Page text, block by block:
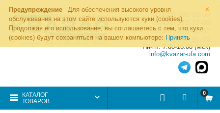
×
Предупреждение
Для обеспечения высокого уровня
обслуживания на этом сайте используются куки (cookies).
Продолжая его использование, вы соглашаетесь с тем, что куки
(cookies) будут сохраняться на вашем компьютере: Принять
8 (800) 700-19-50
8 (495) 255-77-08
8 (347) 225-00-52
8 (986) 963-95-80
Пн-пт: 7.00-16.00 (Мск)
info@kvazar-ufa.com
КАТАЛОГ
ТОВАРОВ
0